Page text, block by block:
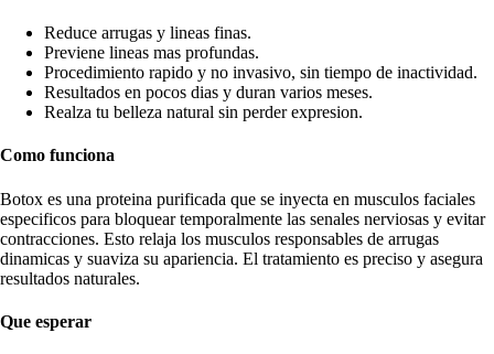
Reduce arrugas y lineas finas.
Previene lineas mas profundas.
Procedimiento rapido y no invasivo, sin tiempo de inactividad.
Resultados en pocos dias y duran varios meses.
Realza tu belleza natural sin perder expresion.
Como funciona
Botox es una proteina purificada que se inyecta en musculos faciales
especificos para bloquear temporalmente las senales nerviosas y evitar
contracciones. Esto relaja los musculos responsables de arrugas
dinamicas y suaviza su apariencia. El tratamiento es preciso y asegura
resultados naturales.
Que esperar